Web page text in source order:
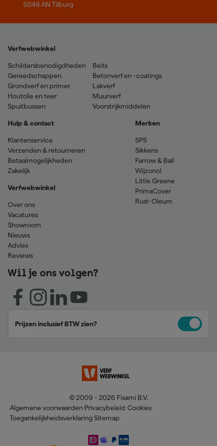
5048 AN Tilburg
Verfwebwinkel
Schildersbenodigdheden
Gereedschappen
Grondverf en primer
Houtolie en teer
Spuitbussen
Beits
Betonverf en -coatings
Lakverf
Muurverf
Voorstrijkmiddelen
Hulp & contact
Klantenservice
Verzenden & retourneren
Betaalmogelijkheden
Zakelijk
Verfwebwinkel
Over ons
Vacatures
Showroom
Nieuws
Advies
Reviews
Merken
SPS
Sikkens
Farrow & Ball
Wijzonol
Little Greene
PrimaCover
Rust-Oleum
Wil je ons volgen?
Prijzen inclusief BTW zien?
© 2009 - 2026 Fixami B.V.
Algemene voorwaarden Privacybeleid Cookies
Toegankelijkheidsverklaring Sitemap